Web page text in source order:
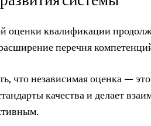
оценки квалификации
перечня
что независимая оценка —
качества и делает